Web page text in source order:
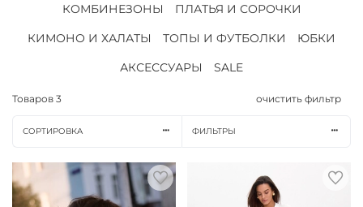
КОМБИНЕЗОНЫ
ПЛАТЬЯ И СОРОЧКИ
КИМОНО И ХАЛАТЫ
ТОПЫ И ФУТБОЛКИ
ЮБКИ
АКСЕССУАРЫ
SALE
Товаров 3 очистить фильтр
СОРТИРОВКА ФИЛЬТРЫ